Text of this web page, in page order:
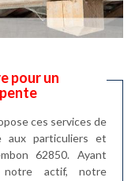
pour un
ces services de
aux particuliers et
62850. Ayant
notre actif, notre